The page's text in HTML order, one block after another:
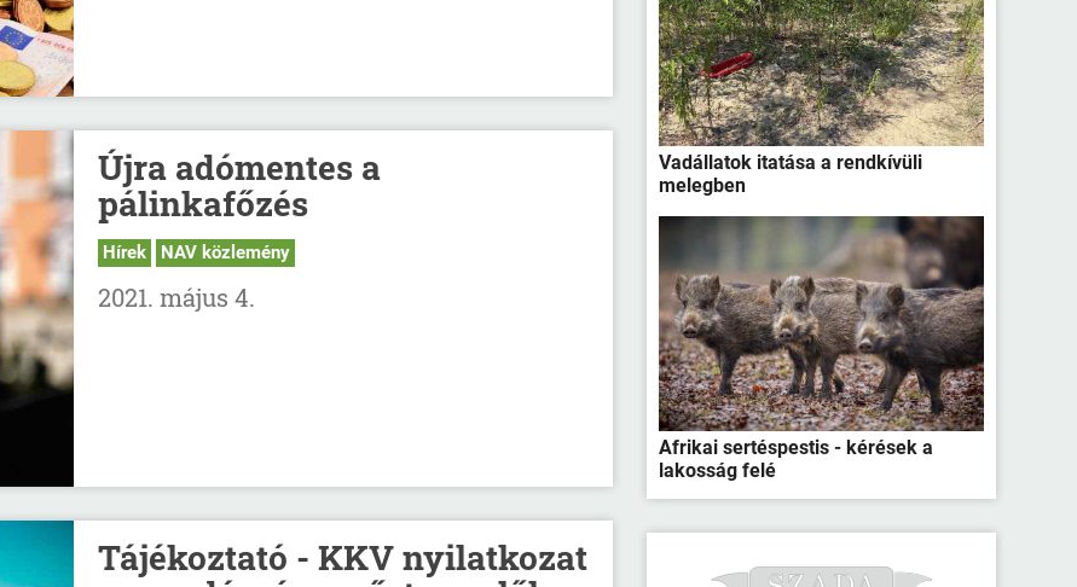
Újra adómentes a
pálinkafőzés
Hírek NAV közlemény
2021. május 4.
Tájékoztató - KKV nyilatkozat
Vadállatok itatása a rendkívüli
melegben
Afrikai sertéspestis - kérések a
lakosság felé